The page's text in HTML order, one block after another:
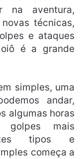
na aventura,
técnicas,
e ataques
é a grande
simples, uma
andar,
algumas horas
golpes mais
tipos e
começa a